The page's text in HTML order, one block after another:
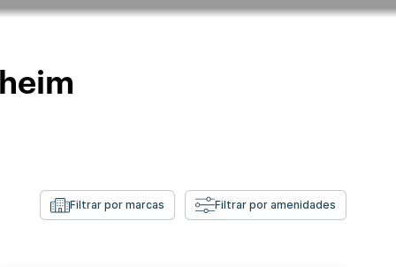
Filtrar por marcas Filtrar por amenidades